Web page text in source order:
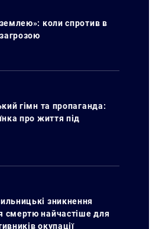
коли спротив в
гімн та пропаганда:
про життя під
зникнення
смертю найчастіше для
окупації